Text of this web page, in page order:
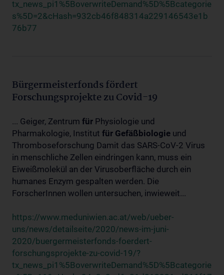
tx_news_pi1%5BoverwriteDemand%5D%5Bcategorie
s%5D=2&cHash=932cb46f848314a229146543e1b
76b77
Bürgermeisterfonds fördert
Forschungsprojekte zu Covid-19
... Geiger, Zentrum für Physiologie und
Pharmakologie, Institut für Gefäßbiologie und
Thromboseforschung Damit das SARS-CoV-2 Virus
in menschliche Zellen eindringen kann, muss ein
Eiweißmolekül an der Virusoberfläche durch ein
humanes Enzym gespalten werden. Die
ForscherInnen wollen untersuchen, inwieweit...
https://www.meduniwien.ac.at/web/ueber-
uns/news/detailseite/2020/news-im-juni-
2020/buergermeisterfonds-foerdert-
forschungsprojekte-zu-covid-19/?
tx_news_pi1%5BoverwriteDemand%5D%5Bcategorie